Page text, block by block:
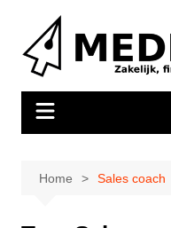
inhoud
Home Sales coach